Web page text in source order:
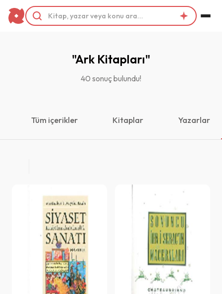
"Ark Kitapları"
40 sonuç bulundu!
Filtrele
Yazarlar
François Rene'de Chateaubriand
Aukai Collins
Cami Baykurt
Clement Lepidis
Corci Zeydan
Tüm içerikler Kitaplar Yazarlar